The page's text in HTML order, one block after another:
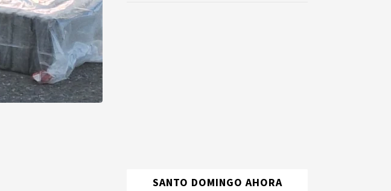
SANTO DOMINGO AHORA